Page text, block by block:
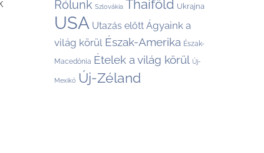
Rólunk Szlovákia Thaiföld Ukrajna
USA Utazás előtt Ágyaink a
világ körül Észak-Amerika Észak-
Macedónia Ételek a világ körül Új-
Mexikó Új-Zéland